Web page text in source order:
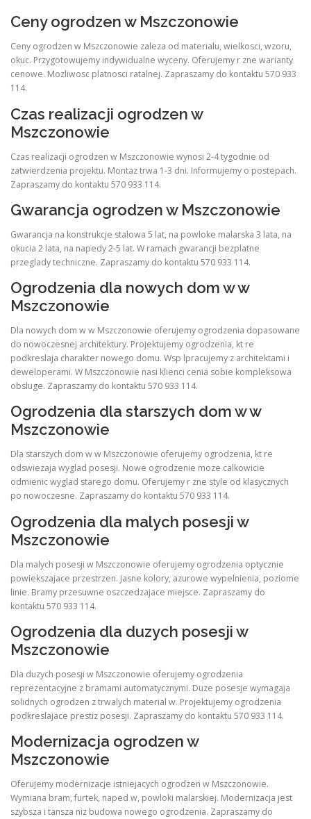
Ceny ogrodzen w Mszczonowie
Ceny ogrodzen w Mszczonowie zaleza od materialu, wielkosci, wzoru,
okuc. Przygotowujemy indywidualne wyceny. Oferujemy r zne warianty
cenowe. Mozliwosc platnosci ratalnej. Zapraszamy do kontaktu 570 933
114.
Czas realizacji ogrodzen w
Mszczonowie
Czas realizacji ogrodzen w Mszczonowie wynosi 2-4 tygodnie od
zatwierdzenia projektu. Montaz trwa 1-3 dni. Informujemy o postepach.
Zapraszamy do kontaktu 570 933 114.
Gwarancja ogrodzen w Mszczonowie
Gwarancja na konstrukcje stalowa 5 lat, na powloke malarska 3 lata, na
okucia 2 lata, na napedy 2-5 lat. W ramach gwarancji bezplatne
przeglady techniczne. Zapraszamy do kontaktu 570 933 114.
Ogrodzenia dla nowych dom w w
Mszczonowie
Dla nowych dom w w Mszczonowie oferujemy ogrodzenia dopasowane
do nowoczesnej architektury. Projektujemy ogrodzenia, kt re
podkreslaja charakter nowego domu. Wsp lpracujemy z architektami i
deweloperami. W Mszczonowie nasi klienci cenia sobie kompleksowa
obsluge. Zapraszamy do kontaktu 570 933 114.
Ogrodzenia dla starszych dom w w
Mszczonowie
Dla starszych dom w w Mszczonowie oferujemy ogrodzenia, kt re
odswiezaja wyglad posesji. Nowe ogrodzenie moze calkowicie
odmienic wyglad starego domu. Oferujemy r zne style od klasycznych
po nowoczesne. Zapraszamy do kontaktu 570 933 114.
Ogrodzenia dla malych posesji w
Mszczonowie
Dla malych posesji w Mszczonowie oferujemy ogrodzenia optycznie
powiekszajace przestrzen. Jasne kolory, azurowe wypelnienia, poziome
linie. Bramy przesuwne oszczedzajace miejsce. Zapraszamy do
kontaktu 570 933 114.
Ogrodzenia dla duzych posesji w
Mszczonowie
Dla duzych posesji w Mszczonowie oferujemy ogrodzenia
reprezentacyjne z bramami automatycznymi. Duze posesje wymagaja
solidnych ogrodzen z trwalych material w. Projektujemy ogrodzenia
podkreslajace prestiz posesji. Zapraszamy do kontaktu 570 933 114.
Modernizacja ogrodzen w
Mszczonowie
Oferujemy modernizacje istniejacych ogrodzen w Mszczonowie.
Wymiana bram, furtek, naped w, powloki malarskiej. Modernizacja jest
szybsza i tansza niz budowa nowego ogrodzenia. Zapraszamy do